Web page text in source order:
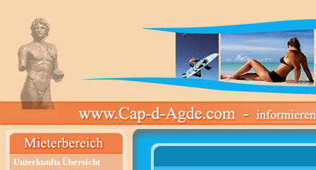
Unterkunfts Übersicht